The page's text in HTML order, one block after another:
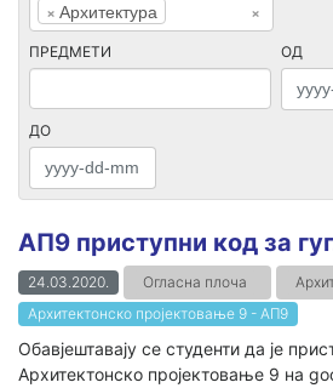
×
× Архитектура
ПРЕДМЕТИ ОД
ДО
АП9 приступни код за
24.03.2020. Огласна плоча
Архитектонско пројектовање 9 - АП9
Обавјештавају се студенти да је
Архитектонско пројектовање 9 на